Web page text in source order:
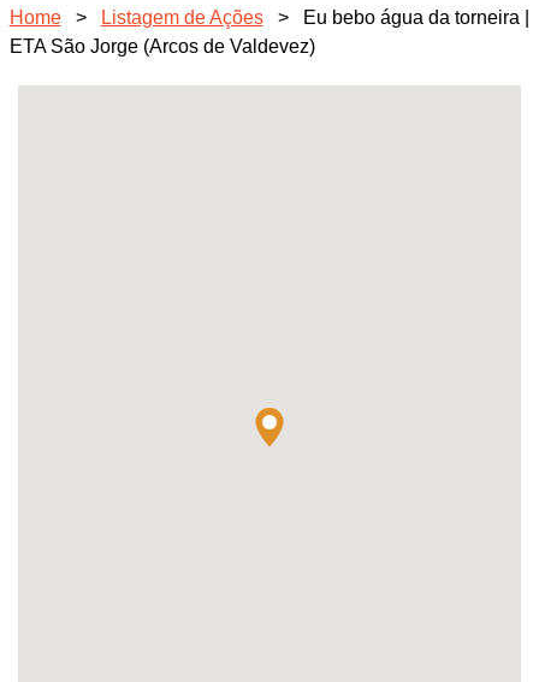
Home > Listagem de Ações >
Eu bebo água da torneira |
ETA São Jorge (Arcos de Valdevez)